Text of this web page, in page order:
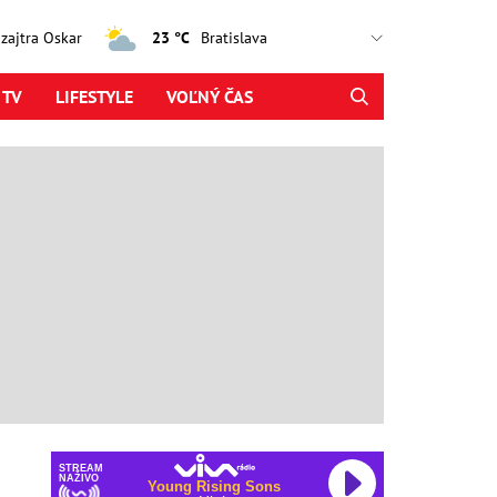
Oskar 23 °C
LIFESTYLE VOĽNÝ ČAS
STREAM
NAŽIVO
Young Rising Sons